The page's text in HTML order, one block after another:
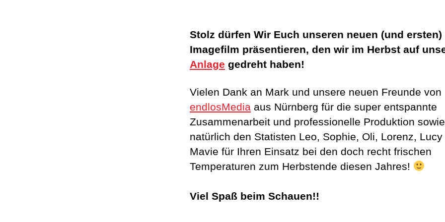
Stolz dürfen Wir Euch unseren neuen (und ersten)
Imagefilm präsentieren, den wir im Herbst auf
Anlage gedreht haben!
Vielen Dank an Mark und unsere neuen Freunde von
endlosMedia aus Nürnberg für die super entspannte
Zusammenarbeit und professionelle Produktion sowie
natürlich den Statisten Leo, Sophie, Oli, Lorenz, Lucy
Mavie für Ihren Einsatz bei den doch recht frischen
Temperaturen zum Herbstende diesen Jahres!
Viel Spaß beim Schauen!!